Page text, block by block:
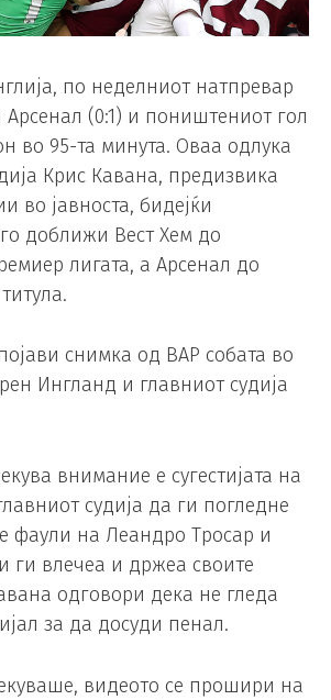
по неделниот натпревар
Арсенал (0:1) и поништениот гол
во 95-та минута. Оваа одлука
Крис Кавана, предизвика
во јавноста, бидејќи
доближи Вест Хем до
лигата, а Арсенал до
снимка од ВАР собата во
Ингланд и главниот судија
внимание е сугестијата на
судија да ги погледне
фаули на Леандро Тросар и
ги влечеа и држеа своите
одговори дека не гледа
за да досуди пенал.
видеото се прошири на